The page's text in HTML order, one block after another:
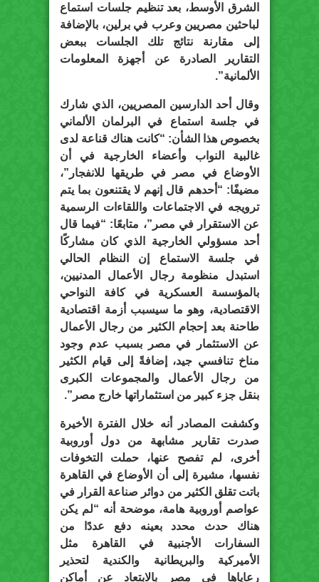
الشرق الأوسط، بعد تنظيم جلسات استماع
لباحثين مصريين وعرب في برلين، بالإضافة
إلى مقارنة نتائج تلك الجلسات ببعض
التقارير الصادرة عن أجهزة المعلومات
الألمانية”.
وقال أحد الدارسين المصريين، الذي شارك
في جلسة استماع في البرلمان الألماني
بخصوص هذا الشأن: “كانت هناك قناعة لدى
غالبية النواب وأعضاء الخارجية في أن
الأوضاع في مصر في طريقها للانفجار”،
مضيفًا: “أحدهم قال إنهم لا يقتنعون بما يتم
ترويجه في الاجتماعات واللقاءات الرسمية
عن الاستقرار في مصر”، متابعًا: “فيما قال
أحد مسؤولي الخارجية الذي كان مشاركًا
في جلسة الاستماع إن النظام الحالي
استبدل منظومة رجال الأعمال المدنيين،
بالمؤسسة العسكرية في كافة النواحي
الاقتصادية، وهو ما سيسبب أزمة اقتصادية
طاحنة بعد إحجام الكثير من رجال الأعمال
عن الاستثمار في مصر بسبب عدم وجود
مناخ تنافسي جيد، إضافةً إلى قيام الكثير
من رجال الأعمال والمجموعات الكبرى
بنقل جزء كبير من استثماراتها خارج مصر”.
وكشفت المصادر أنه خلال الفترة الأخيرة
صدرت تقارير مشابهة من دول أوروبية
أخرى، لم تفصح عنها، حملت التخوفات
نفسها، مشيرة إلى أن الأوضاع في القاهرة
باتت تقلق الكثير من دوائر صناعة القرار في
عواصم أوروبية هامة، موضحة أنه “لم يكن
هناك حدث محدد بعينه دفع عددًا من
السفارات الأجنبية في القاهرة مثل
الأميركية والبريطانية والكندية لتحذير
رعاياها في مصر بالابتعاد عن أماكن